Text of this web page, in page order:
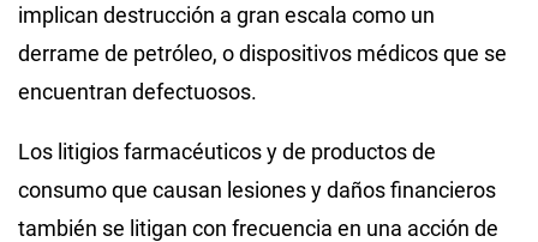
implican destrucción a gran escala como un
derrame de petróleo, o dispositivos médicos que se
encuentran defectuosos.
Los litigios farmacéuticos y de productos de
consumo que causan lesiones y daños financieros
también se litigan con frecuencia en una acción de